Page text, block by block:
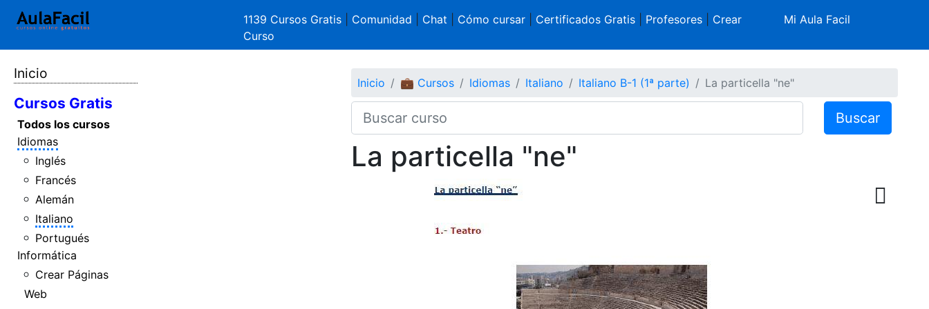
1139 Cursos Gratis Comunidad Chat Cómo cursar| Certificados Gratis| Profesores| Crear
Curso
Mi Aula Facil
Inicio
Cursos Gratis
Todos los cursos
Idiomas
Inglés
Francés
Alemán
Italiano
Portugués
Informática
Crear Páginas
Web
Inicio 💼 Cursos Idiomas Italiano Italiano B-1 (1ª parte) La particella "ne"
Buscar
La particella "ne"